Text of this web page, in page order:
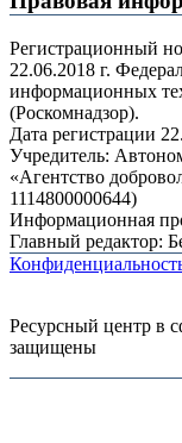
Регистрационный
22.06.2018 г.
информационных
(Роскомнадзор).
Дата регистрации
Учредитель:
«Агентство
1114800000644)
Информационная
Главный редактор:
Ресурсный центр в
защищены